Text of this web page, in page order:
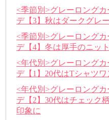
<季節別>グレーロング
デ【3】秋はダークグレ
<季節別>グレーロング
デ【4】冬は厚手のニッ
<年代別>グレーロング
デ【1】20代はTシャツ
<年代別>グレーロング
デ【2】30代はチェック
印象に